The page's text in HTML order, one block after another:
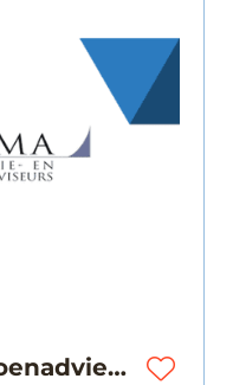
Medewerker Pensioenadvies (32-40 uur) te regio Assen